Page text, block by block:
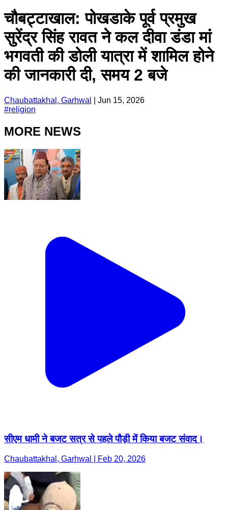
चौबट्टाखाल: पोखडाके पूर्व प्रमुख
सुरेंद्र सिंह रावत ने कल दीवा डंडा मां
भगवती की डोली यात्रा में शामिल होने
की जानकारी दी, समय 2 बजे
Chaubattakhal, Garhwal
Jun 15, 2026
#religion
MORE NEWS
सीएम धामी ने बजट सत्र से पहले पौड़ी में किया बजट संवाद।
Chaubattakhal, Garhwal | Feb 20, 2026